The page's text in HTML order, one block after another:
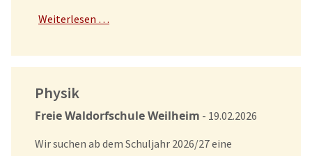
Weiterlesen …
Physik
Freie Waldorfschule Weilheim - 19.02.2026
Wir suchen ab dem Schuljahr 2026/27 eine